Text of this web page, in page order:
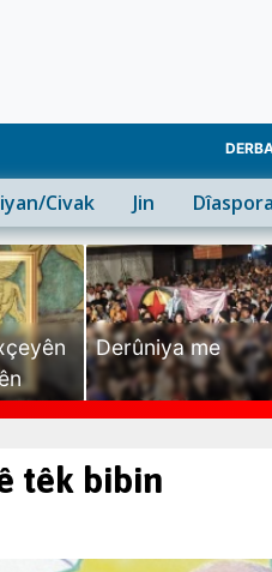
Civak Jin Dîaspora
Derûniya me
têk bibin